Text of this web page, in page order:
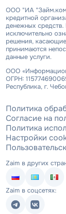
ООО "ИА
кредитной
денежных
исключительно
решения,
принимаются
данные услуги.
ООО
ОГРН:
Республика, г.
Политика
Согласие на
Политика
Настройки
Zaim в других
Zaim в соцсетях: